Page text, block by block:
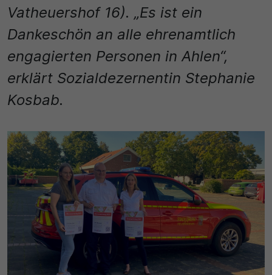
Vatheuershof 16). „Es ist ein
Dankeschön an alle ehrenamtlich
engagierten Personen in Ahlen“,
erklärt Sozialdezernentin Stephanie
Kosbab.
1 Jahr
Zweck
Dieses Cookie wird verwendet, um Ihre Cookie-
für diese Website zu speichern.
SgCookieOptin.lastPreferences
Anbieter
Cookie Consent / Ahlen
Laufzeit
1 Jahr
zusammengeführt.
Name
_pk_id\..*$
Laufzeit
1 Jahr
Zweck
Wird für statistische Zwecke verwendet, um Details wie die
eindeutige Besucher-ID zu speichern.
Cookie-Informationen anzeigen
Externe Inhalte
Wir verwenden auf unserer Website externe Inhalte, um Ihnen
zusätzliche Informationen anzubieten.